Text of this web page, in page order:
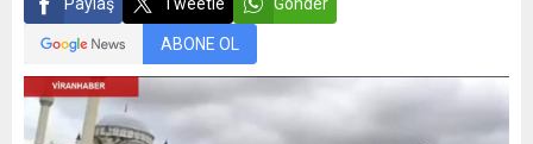
ABONE OL